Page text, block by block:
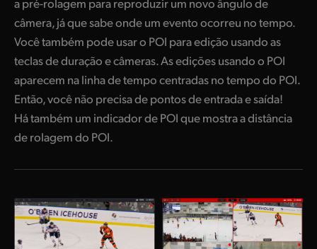
a pré-rolagem para reproduzir um novo ângulo de
câmera, já que sabe onde um evento ocorreu no tempo.
Você também pode usar o POI para edição usando as
teclas de duração e câmeras. As edições usando o POI
aparecem na linha de tempo centradas no tempo do POI.
Então, você não precisa de pontos de entrada e saída!
Há também um indicador de POI que mostra a distância
de rolagem do POI.